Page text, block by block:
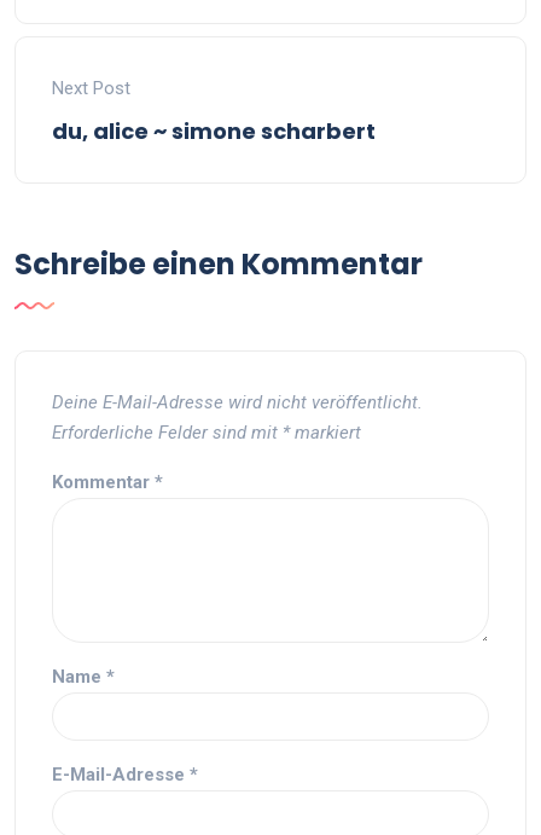
Next Post
du, alice ~ simone scharbert
Schreibe einen Kommentar
Deine E-Mail-Adresse wird nicht veröffentlicht.
Erforderliche Felder sind mit *markiert
Kommentar *
Name *
E-Mail-Adresse *